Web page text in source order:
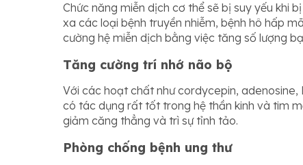
Chức năng miễn dịch cơ thể sẽ bị suy yếu khi
xa các loại bệnh truyền nhiễm, bệnh hô hấp
cường hệ miễn dịch bằng việc tăng số lượng
Tăng cường trí nhớ não bộ
Với các hoạt chất như cordycepin,
có tác dụng rất tốt trong hệ thần kinh và tim
giảm căng thẳng và trì sự tỉnh tảo.
Phòng chống bệnh ung thư